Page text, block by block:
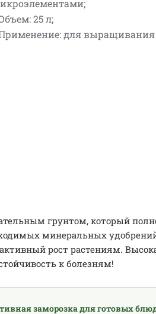
25 л;
для выращивания
грунтом, который
минеральных
рост растениям.
к болезням!
заморозка для готовых